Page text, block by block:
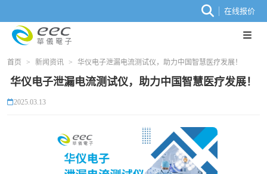
在线报价
首页 > 新闻资讯 > 华仪电子泄漏电流测试仪，助力中国智慧医疗发展！
华仪电子泄漏电流测试仪，助力中国智慧医疗发展！
2025.03.13